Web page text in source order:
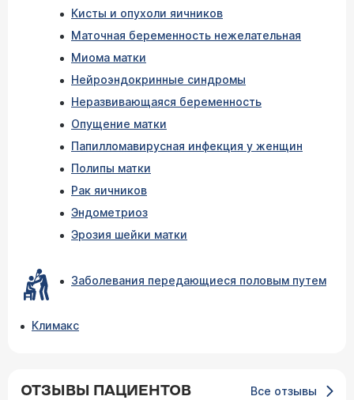
Кисты и опухоли яичников
Маточная беременность нежелательная
Миома матки
Нейроэндокринные синдромы
Неразвивающаяся беременность
Опущение матки
Папилломавирусная инфекция у женщин
Полипы матки
Рак яичников
Эндометриоз
Эрозия шейки матки
Заболевания передающиеся половым путем
Климакс
ОТЗЫВЫ ПАЦИЕНТОВ Все отзывы